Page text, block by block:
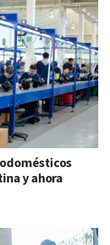
y ahora